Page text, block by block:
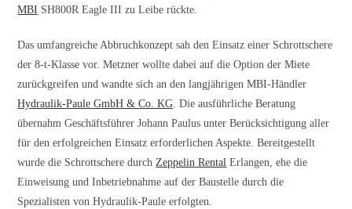
MBI SH800R Eagle III zu Leibe rückte.
Das umfangreiche Abbruchkonzept sah den Einsatz einer Schrottschere
der 8-t-Klasse vor. Metzner wollte dabei auf die Option der Miete
zurückgreifen und wandte sich an den langjährigen MBI-Händler
Hydraulik-Paule GmbH & Co. KG. Die ausführliche Beratung
übernahm Geschäftsführer Johann Paulus unter Berücksichtigung aller
für den erfolgreichen Einsatz erforderlichen Aspekte. Bereitgestellt
wurde die Schrottschere durchZeppelin Rental Erlangen, ehe die
Einweisung und Inbetriebnahme auf der Baustelle durch die
Spezialisten von Hydraulik-Paule erfolgten.